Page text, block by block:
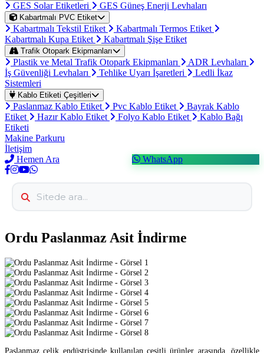
GES Solar Etiketleri GES Güneş Enerji Levhaları
Kabartmalı PVC Etiket
Kabartmalı Tekstil Etiket
Kabartmalı Termos Etiket
Kabartmalı Kupa Etiket
Kabartmalı Şişe Etiket
Trafik Otopark Ekipmanları
Plastik ve Metal Trafik Otopark Ekipmanları
ADR Levhaları
İş Güvenliği Levhaları
Tehlike Uyarı İşaretleri
Ledli İkaz
Sistemleri
Kablo Etiketi Çeşitleri
Paslanmaz Kablo Etiket Pvc Kablo Etiket
Bayrak Kablo
Etiket
Hazır Kablo Etiket Folyo Kablo Etiket
Kablo Bağı
Etiketi
Makine Parkuru
İletişim
Hemen Ara
WhatsApp
Ordu Paslanmaz Asit İndirme
Paslanmaz çelik endüstrisinde kullanılan çeşitli ürünler arasında, özellikle